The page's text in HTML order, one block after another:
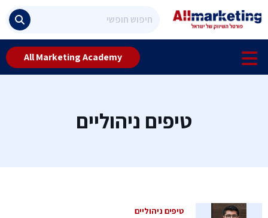
All Marketing Academy
טיפים ניהוליים
טיפים ניהוליים